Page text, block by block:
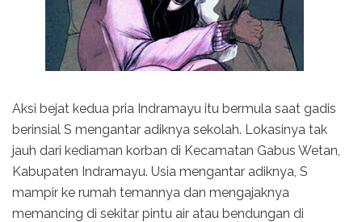
Aksi bejat kedua pria Indramayu itu bermula saat gadis
berinsial S mengantar adiknya sekolah. Lokasinya tak
jauh dari kediaman korban di Kecamatan Gabus Wetan,
Kabupaten Indramayu. Usia mengantar adiknya, S
mampir ke rumah temannya dan mengajaknya
memancing di sekitar pintu air atau bendungan di